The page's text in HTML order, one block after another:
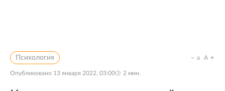
Психология
Опубликовано 13 января 2022, 03:00 2 мин.
a A